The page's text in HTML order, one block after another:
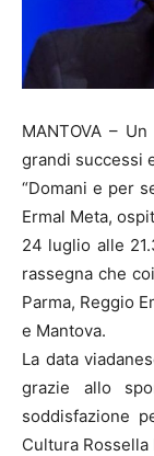
MANTOVA –
grandi successi
“Domani e per
Ermal Meta,
24 luglio alle
rassegna che
Parma, Reggio
e Mantova.
La data
grazie allo
soddisfazione
Cultura Rossella